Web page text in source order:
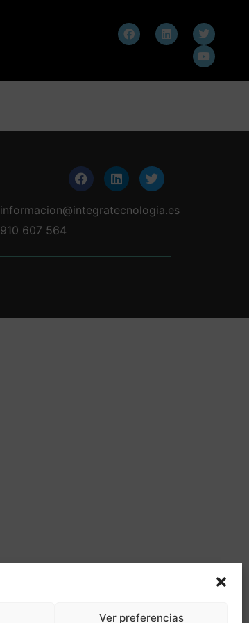
Ver preferencias
informacion@integratecnologia.es
910 607 564